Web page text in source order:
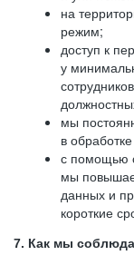
на
режим;
доступ к
у
мы
в
с помощью
мы
данных и
короткие
7. Как мы